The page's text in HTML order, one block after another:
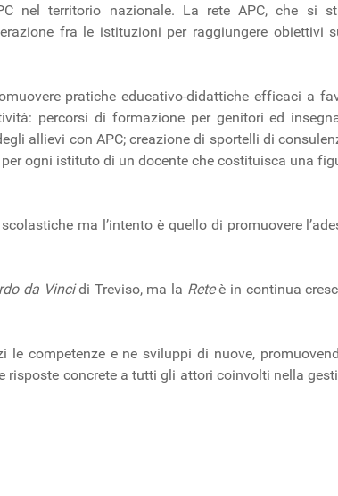
nel territorio nazionale. La rete APC, che si
fra le istituzioni per raggiungere obiettivi
pratiche educativo-didattiche efficaci a
percorsi di formazione per genitori ed
allievi con APC; creazione di sportelli di
ogni istituto di un docente che costituisca una
ma l’intento è quello di promuovere
da Vincidi Treviso, ma la Reteè in continua
le competenze e ne sviluppi di nuove,
risposte concrete a tutti gli attori coinvolti nella